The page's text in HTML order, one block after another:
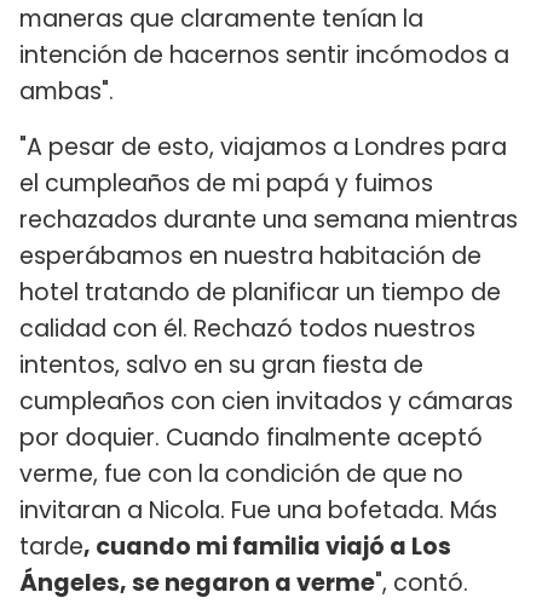
maneras que claramente tenían la
intención de hacernos sentir incómodos a
ambas".
"A pesar de esto, viajamos a Londres para
el cumpleaños de mi papá y fuimos
rechazados durante una semana mientras
esperábamos en nuestra habitación de
hotel tratando de planificar un tiempo de
calidad con él. Rechazó todos nuestros
intentos, salvo en su gran fiesta de
cumpleaños con cien invitados y cámaras
por doquier. Cuando finalmente aceptó
verme, fue con la condición de que no
invitaran a Nicola. Fue una bofetada. Más
tarde, cuando mi familia viajó a Los
Ángeles, se negaron a verme", contó.